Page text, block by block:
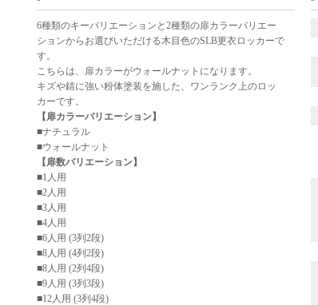
6種類のキーバリエーションと2種類の扉カラーバリエー
ションからお選びいただける木目色のSLB更衣ロッカーで
す。
こちらは、扉カラーがウォールナットになります。
キズや錆に強い粉体塗装を施した、ワンランク上のロッ
カーです。
【扉カラーバリエーション】
■ナチュラル
■ウォールナット
【扉数バリエーション】
■1人用
■2人用
■3人用
■4人用
■6人用 (3列2段)
■8人用 (4列2段)
■8人用 (2列4段)
■9人用 (3列3段)
■12人用 (3列4段)